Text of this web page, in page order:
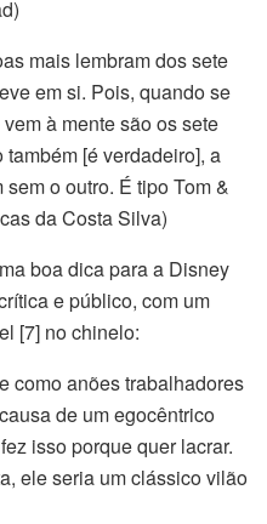
mais lembram dos sete
em si. Pois, quando se
à mente são os sete
[é verdadeiro], a
o outro. É tipo Tom &
da Costa Silva)
boa dica para a Disney
e público, com um
[7] no chinelo:
como anões trabalhadores
de um egocêntrico
isso porque quer lacrar.
ele seria um clássico vilão